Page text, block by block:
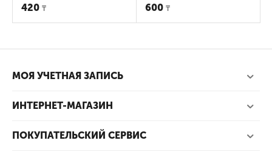
420 ₸ 600 ₸
МОЯ УЧЕТНАЯ ЗАПИСЬ
ИНТЕРНЕТ-МАГАЗИН
ПОКУПАТЕЛЬСКИЙ СЕРВИС